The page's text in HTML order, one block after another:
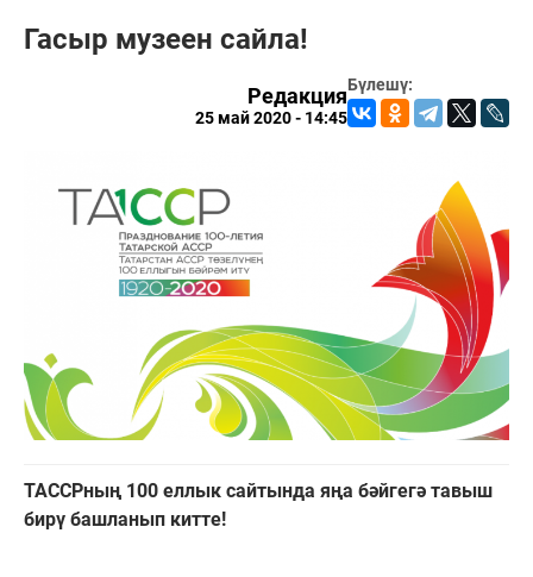
Гасыр музеен сайла!
Бүлешү:
Редакция
25 май 2020 - 14:45
ТАССРның 100 еллык сайтында яңа бәйгегә тавыш
бирү башланып китте!